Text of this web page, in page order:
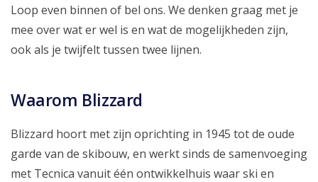
Loop even binnen of bel ons. We denken graag met je
mee over wat er wel is en wat de mogelijkheden zijn,
ook als je twijfelt tussen twee lijnen.
Waarom Blizzard
Blizzard hoort met zijn oprichting in 1945 tot de oude
garde van de skibouw, en werkt sinds de samenvoeging
met Tecnica vanuit één ontwikkelhuis waar ski en